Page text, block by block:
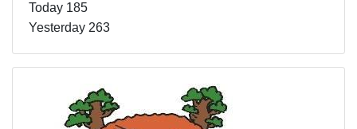
Today 185
Yesterday 263